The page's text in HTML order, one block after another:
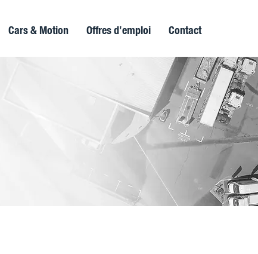
Cars & Motion Offres d'emploi Contact